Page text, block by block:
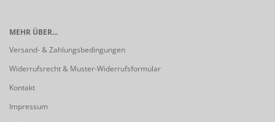
MEHR ÜBER...
Versand- & Zahlungsbedingungen
Widerrufsrecht & Muster-Widerrufsformular
Kontakt
Impressum